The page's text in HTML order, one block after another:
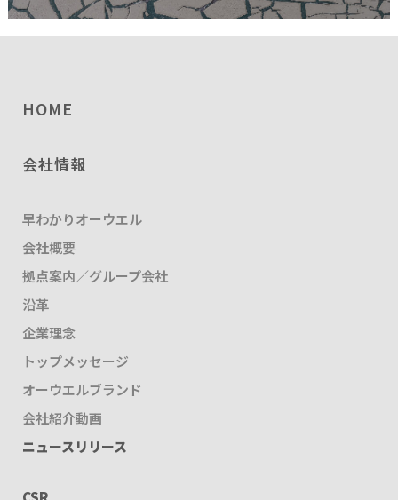
HOME
会社情報
早わかりオーウエル
会社概要
拠点案内／グループ会社
沿革
企業理念
トップメッセージ
オーウエルブランド
会社紹介動画
ニュースリリース